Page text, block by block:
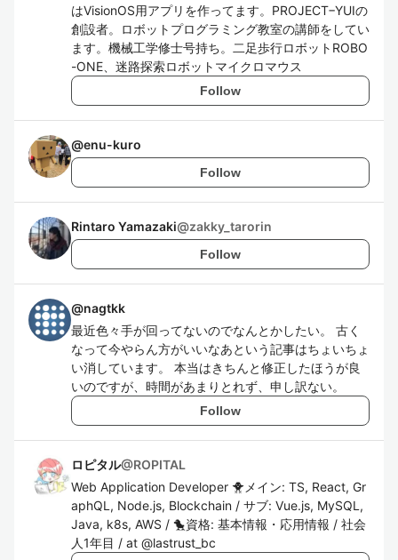
はVisionOS用アプリを作ってます。PROJECT−YUIの
創設者。ロボットプログラミング教室の講師をしてい
ます。機械工学修士号持ち。二足歩行ロボットROBO
-ONE、迷路探索ロボットマイクロマウス
Follow
@enu-kuro
Follow
Rintaro Yamazaki@zakky_tarorin
Follow
@nagtkk
最近色々手が回ってないのでなんとかしたい。 古く
なって今やらん方がいいなあという記事はちょいちょ
い消しています。 本当はきちんと修正したほうが良
いのですが、時間があまりとれず、申し訳ない。
Follow
ロピタル@ROPITAL
Web Application Developer 🐥メイン: TS, React, Gr
aphQL, Node.js, Blockchain / サブ: Vue.js, MySQL,
Java, k8s, AWS / 🐤資格: 基本情報・応用情報 / 社会
人1年目 / at @lastrust_bc